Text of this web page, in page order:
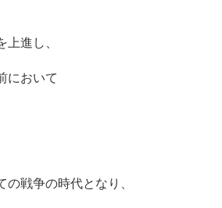
上進し、
において
の戦争の時代となり、